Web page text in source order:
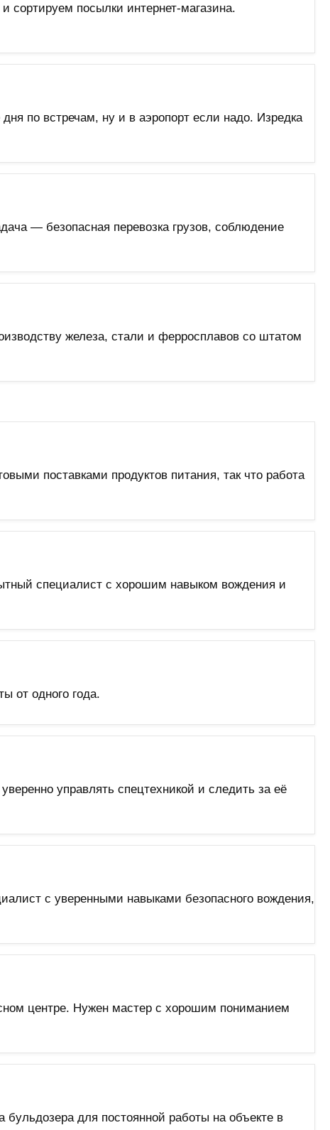
сортируем посылки интернет-магазина.
по встречам, ну и в аэропорт если надо. Изредка
— безопасная перевозка грузов, соблюдение
железа, стали и ферросплавов со штатом
поставками продуктов питания, так что работа
специалист с хорошим навыком вождения и
от одного года.
управлять спецтехникой и следить за её
с уверенными навыками безопасного вождения,
центре. Нужен мастер с хорошим пониманием
для постоянной работы на объекте в